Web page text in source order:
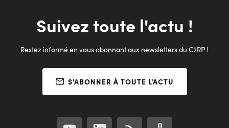
Suivez toute l'actu !
Restez informé en vous abonnant aux newsletters du C2RP !
S'ABONNER À TOUTE L'ACTU